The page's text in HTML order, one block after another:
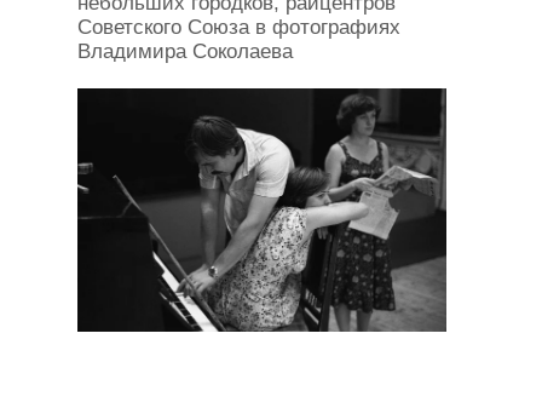
Советского Союза в фотографиях
Владимира Соколаева